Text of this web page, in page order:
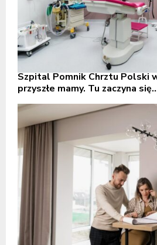
Szpital Pomnik Chrztu Polski
przyszłe mamy. Tu zaczyna